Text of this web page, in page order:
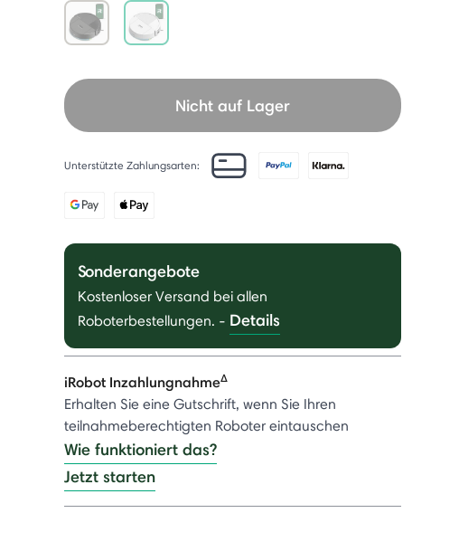
Nicht auf Lager
Unterstützte Zahlungsarten:
Sonderangebote
Kostenloser Versand bei allen
Roboterbestellungen. - Details
iRobot InzahlungnahmeΔ
Erhalten Sie eine Gutschrift, wenn Sie Ihren
teilnahmeberechtigten Roboter eintauschen
Wie funktioniert das?
Jetzt starten